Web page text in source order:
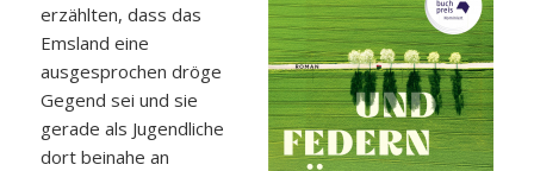
erzählten, dass das
Emsland eine
ausgesprochen dröge
Gegend sei und sie
gerade als Jugendliche
dort beinahe an